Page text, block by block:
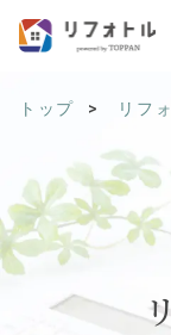
トップ リフ